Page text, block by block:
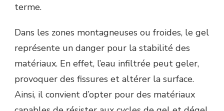
terme.
Dans les zones montagneuses ou froides, le gel
représente un danger pour la stabilité des
matériaux. En effet, l’eau infiltrée peut geler,
provoquer des fissures et altérer la surface.
Ainsi, il convient d’opter pour des matériaux